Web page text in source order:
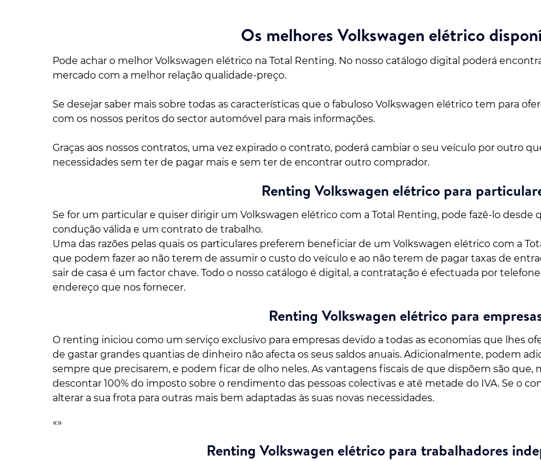
Os melhores Volkswagen elétrico
Pode achar o melhor Volkswagen elétrico na Total Renting. No nosso catálogo digital poderá
mercado com a melhor relação qualidade-preço.
Se desejar saber mais sobre todas as características que o fabuloso Volkswagen elétrico tem para
com os nossos peritos do sector automóvel para mais informações.
Graças aos nossos contratos, uma vez expirado o contrato, poderá cambiar o seu veículo por outro
necessidades sem ter de pagar mais e sem ter de encontrar outro comprador.
Renting Volkswagen elétrico para
Se for um particular e quiser dirigir um Volkswagen elétrico com a Total Renting, pode fazê-lo desde
condução válida e um contrato de trabalho.
Uma das razões pelas quais os particulares preferem beneficiar de um Volkswagen elétrico com a
que podem fazer ao não terem de assumir o custo do veículo e ao não terem de pagar taxas de
sair de casa é um factor chave. Todo o nosso catálogo é digital, a contratação é efectuada por
endereço que nos fornecer.
Renting Volkswagen elétrico para
O renting iniciou como um serviço exclusivo para empresas devido a todas as economias que lhes
de gastar grandes quantias de dinheiro não afecta os seus saldos anuais. Adicionalmente, podem
sempre que precisarem, e podem ficar de olho neles. As vantagens fiscais de que dispõem são
descontar 100% do imposto sobre o rendimento das pessoas colectivas e até metade do IVA. Se o
alterar a sua frota para outras mais bem adaptadas às suas novas necessidades.
«»
Renting Volkswagen elétrico para trabalhadores